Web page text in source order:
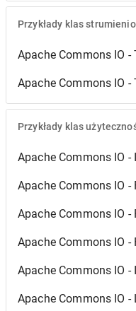
Przykłady klas
Apache Commons IO -
Apache Commons IO -
Przykłady klas
Apache Commons IO -
Apache Commons IO -
Apache Commons IO -
Apache Commons IO -
Apache Commons IO -
Apache Commons IO -